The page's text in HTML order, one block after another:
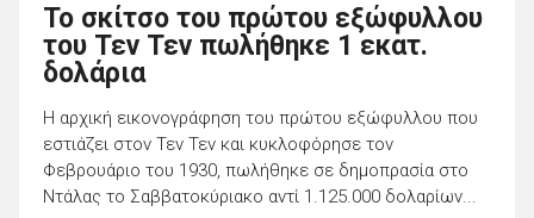
Το σκίτσο του πρώτου εξώφυλλου
του Τεν Τεν πωλήθηκε 1 εκατ.
δολάρια
H αρχική εικονογράφηση του πρώτου εξώφυλλου που
εστιάζει στον Τεν Τεν και κυκλοφόρησε τον
Φεβρουάριο του 1930, πωλήθηκε σε δημοπρασία στο
Ντάλας το Σαββατοκύριακο αντί 1.125.000 δολαρίων...